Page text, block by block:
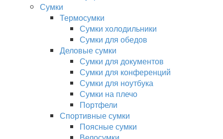
Сумки
Термосумки
Сумки холодильники
Сумки для обедов
Деловые сумки
Сумки для документов
Сумки для конференций
Сумки для ноутбука
Сумки на плечо
Портфели
Спортивные сумки
Поясные сумки